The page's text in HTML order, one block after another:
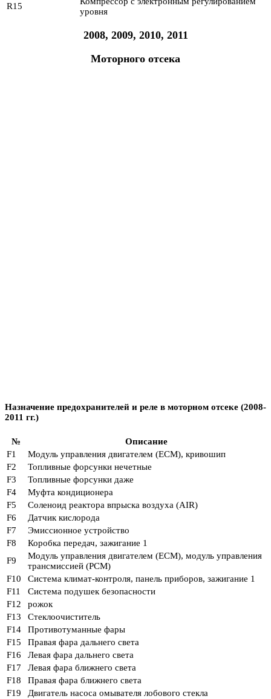
R15
уровня
2008, 2009, 2010, 2011
Моторного отсека
Назначение предохранителей и реле в моторном отсеке (2008-
2011 гг.)
№
Описание
F1
Модуль управления двигателем (ЕСМ), кривошип
F2
Топливные форсунки нечетные
F3
Топливные форсунки даже
F4
Муфта кондиционера
F5
Соленоид реактора впрыска воздуха (AIR)
F6
Датчик кислорода
F7
Эмиссионное устройство
F8
Коробка передач, зажигание 1
F9
Модуль управления двигателем (ECM), модуль управления
трансмиссией (PCM)
F10
Система климат-контроля, панель приборов, зажигание 1
F11
Система подушек безопасности
F12
рожок
F13
Стеклоочиститель
F14
Противотуманные фары
F15
Правая фара дальнего света
F16
Левая фара дальнего света
F17
Левая фара ближнего света
F18
Правая фара ближнего света
F19
Двигатель насоса омывателя лобового стекла